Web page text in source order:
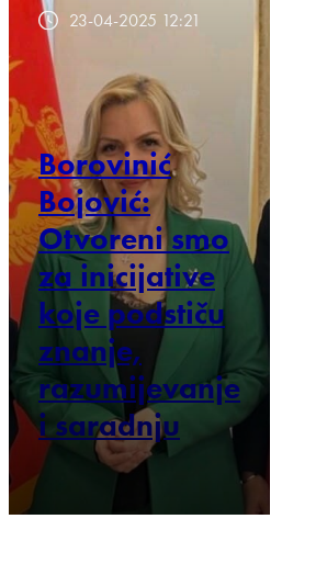
23-04-2025 12:21
Borovinić
Bojović:
Otvoreni smo
za inicijative
koje podstiču
znanje,
razumijevanje
i saradnju